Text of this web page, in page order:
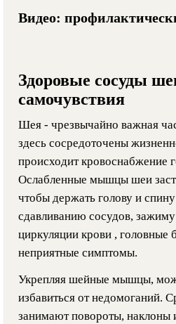
Видео:
Здоровые сосуды
самочувствия
Шея - чрезвычайно важная
здесь сосредоточены
происходит кровоснабжение
Ослабленные мышцы шеи
чтобы держать голову и
сдавливанию сосудов,
циркуляции крови ,
неприятные симптомы.
Укрепляя шейные мышцы,
избавиться от недомоганий.
занимают повороты, наклоны